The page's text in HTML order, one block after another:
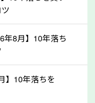
くなります。
していた自動車税が
から、自動車税の
還付されます。不要
年8月】10年落ち
】10年落ちを